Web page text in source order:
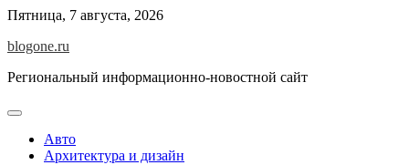
Перейти
содержимому
Пятница, 7 августа, 2026
blogone.ru
Региональный информационно-новостной сайт
Авто
Архитектура и дизайн